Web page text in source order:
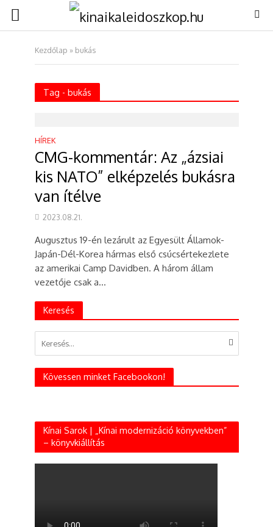
Kezdőlap » bukás
Tag - bukás
HÍREK
CMG-kommentár: Az „ázsiai
kis NATO” elképzelés bukásra
van ítélve
2023.08.21.
Augusztus 19-én lezárult az Egyesült Államok-
Japán-Dél-Korea hármas első csúcsértekezlete
az amerikai Camp Davidben. A három állam
vezetője csak a...
Keresés
Kövessen minket Facebookon!
Kínai Sarok | „Kínai modernizáció könyvekben”
– könyvkiállítás